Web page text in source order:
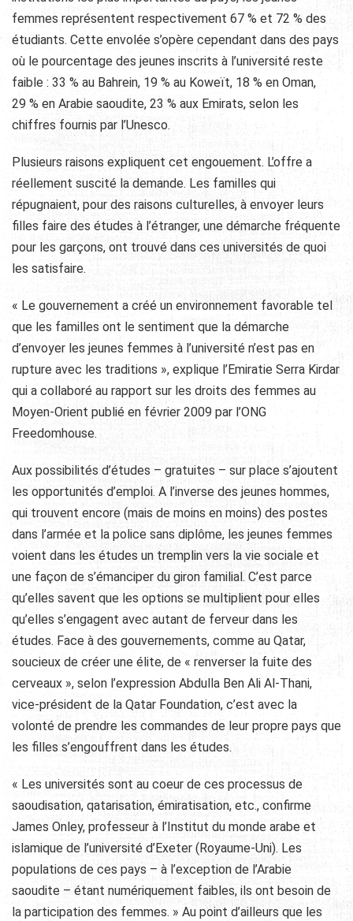
femmes représentent respectivement 67 % et 72 % des
étudiants. Cette envolée s’opère cependant dans des pays
où le pourcentage des jeunes inscrits à l’université reste
faible : 33 % au Bahrein, 19 % au Koweït, 18 % en Oman,
29 % en Arabie saoudite, 23 % aux Emirats, selon les
chiffres fournis par l’Unesco.
Plusieurs raisons expliquent cet engouement. L’offre a
réellement suscité la demande. Les familles qui
répugnaient, pour des raisons culturelles, à envoyer leurs
filles faire des études à l’étranger, une démarche fréquente
pour les garçons, ont trouvé dans ces universités de quoi
les satisfaire.
« Le gouvernement a créé un environnement favorable tel
que les familles ont le sentiment que la démarche
d’envoyer les jeunes femmes à l’université n’est pas en
rupture avec les traditions », explique l’Emiratie Serra Kirdar
qui a collaboré au rapport sur les droits des femmes au
Moyen-Orient publié en février 2009 par l’ONG
Freedomhouse.
Aux possibilités d’études – gratuites – sur place s’ajoutent
les opportunités d’emploi. A l’inverse des jeunes hommes,
qui trouvent encore (mais de moins en moins) des postes
dans l’armée et la police sans diplôme, les jeunes femmes
voient dans les études un tremplin vers la vie sociale et
une façon de s’émanciper du giron familial. C’est parce
qu’elles savent que les options se multiplient pour elles
qu’elles s’engagent avec autant de ferveur dans les
études. Face à des gouvernements, comme au Qatar,
soucieux de créer une élite, de « renverser la fuite des
cerveaux », selon l’expression Abdulla Ben Ali Al-Thani,
vice-président de la Qatar Foundation, c’est avec la
volonté de prendre les commandes de leur propre pays que
les filles s’engouffrent dans les études.
« Les universités sont au coeur de ces processus de
saoudisation, qatarisation, émiratisation, etc., confirme
James Onley, professeur à l’Institut du monde arabe et
islamique de l’université d’Exeter (Royaume-Uni). Les
populations de ces pays – à l’exception de l’Arabie
saoudite – étant numériquement faibles, ils ont besoin de
la participation des femmes. » Au point d’ailleurs que les